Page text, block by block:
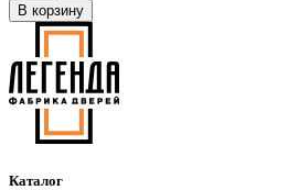
В корзину
Каталог